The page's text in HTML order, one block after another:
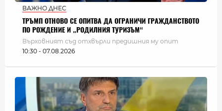
ВАЖНО ДНЕС
ТРЪМП ОТНОВО СЕ ОПИТВА ДА ОГРАНИЧИ ГРАЖДАНСТВОТО
ПО РОЖДЕНИЕ И „РОДИЛНИЯ ТУРИЗЪМ“
Върховният съд отхвърли предишния му опит
10:30 - 07.08.2026